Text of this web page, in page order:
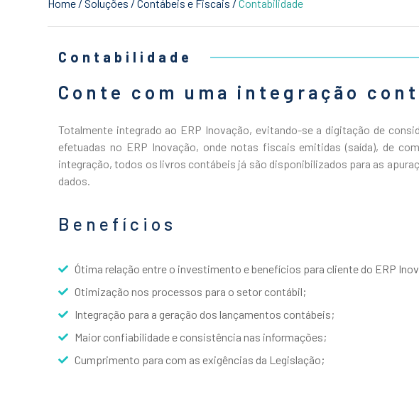
Home / Soluções / Contábeis e Fiscais / Contabilidade
Contabilidade
Conte com uma integração
Totalmente integrado ao ERP Inovação, evitando-se a digitação de
efetuadas no ERP Inovação, onde notas fiscais emitidas (saída), de
integração, todos os livros contábeis já são disponibilizados para as
dados.
Benefícios
Ótima relação entre o investimento e benefícios para cliente do ERP
Otimização nos processos para o setor contábil;
Integração para a geração dos lançamentos contábeis;
Maior confiabilidade e consistência nas informações;
Cumprimento para com as exigências da Legislação;